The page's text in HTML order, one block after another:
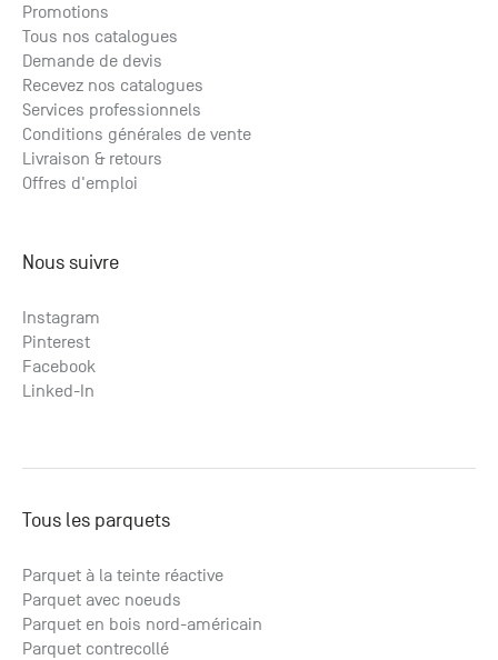
Promotions
Tous nos catalogues
Demande de devis
Recevez nos catalogues
Services professionnels
Conditions générales de vente
Livraison & retours
Offres d'emploi
Nous suivre
Instagram
Pinterest
Facebook
Linked-In
Tous les parquets
Parquet à la teinte réactive
Parquet avec noeuds
Parquet en bois nord-américain
Parquet contrecollé